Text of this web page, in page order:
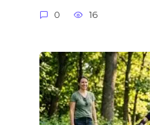
0 16